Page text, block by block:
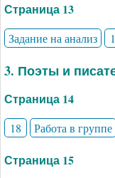
Страница 13
Задание на анализ
3. Поэты и
Страница 14
18 Работа в группе
Страница 15